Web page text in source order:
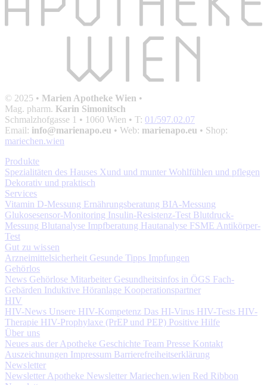
© 2025 • Marien Apotheke Wien •
Mag. pharm. Karin Simonitsch
Schmalzhofgasse 1 • 1060 Wien • T: 01/597.02.07
Email: info@marienapo.eu • Web: marienapo.eu • Shop:
mariechen.wien
Produkte
Spezialitäten des Hauses Xund und munter Wohlfühlen und pflegen
Dekorativ und praktisch
Services
Vitamin D-Messung Ernährungsberatung BIA-Messung
Glukosesensor-Monitoring Insulin-Resistenz-Test Blutdruck-
Messung Blutanalyse Impfberatung Hautanalyse FSME Antikörper-
Test
Gut zu wissen
Arzneimittelsicherheit Gesunde Tipps Impfungen
Gehörlos
News Gehörlose Mitarbeiter Gesundheitsinfos in ÖGS Fach-
Gebärden Induktive Höranlage Kooperationspartner
HIV
HIV-News Unsere HIV-Kompetenz Das HI-Virus HIV-Tests HIV-
Therapie HIV-Prophylaxe (PrEP und PEP) Positive Hilfe
Über uns
Neues aus der Apotheke Geschichte Team Presse Kontakt
Auszeichnungen Impressum Barrierefreiheitserklärung
Newsletter
Newsletter Apotheke Newsletter Mariechen.wien Red Ribbon